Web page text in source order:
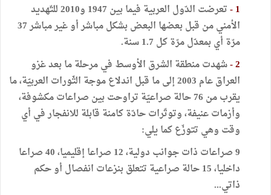
1
-تعرضت الدّول العربية فيما بين 1947 و2010
للتّهديد
الأمنيمن قبل بعضها البعض بشكلمباشرأوغيرمباشر37
مرّة أي بمعدّلمرّةكل 1.7 سنة.
2
-شهدتمنطقة الشرق الأوسط فيمرحلةما بعدغزو
العراقعام 2003إلىما قبل اندلاعموجة الثّورات العربيّة،ما
يقربمن 76حالة صراعيّة تراوحت بين صراعاتمكشوفة،
وأزماتعنيفة،وتوتّراتحادّةكامنة قابلة للانفجارفي أي
وقت وهي تتوزّعكمايلي:
9صراعات ذاتجوانب دولية، 12 صراعاإقليميا، 40
صراعا
داخليا، 15
حالة صراعية تتعلق بنزعات انفصال أوحكم
ذاتي...